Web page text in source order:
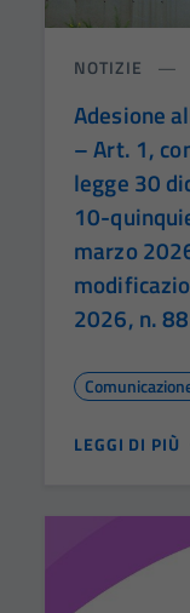
NOTIZIE
Adesione
– Art. 1,
legge 30
10-
marzo
2026, n. 88
LEGGI DI PIÙ